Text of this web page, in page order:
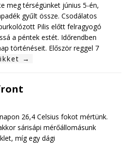
meg térségünket június 5-én,
gyűlt össze. Csodálatos
Pilis előtt felragyogó
a péntek estét. Időrendben
történéseit. Először reggel 7
→
26,4 Celsius fokot mértünk.
sárisápi mérőállomásunk
míg egy dági